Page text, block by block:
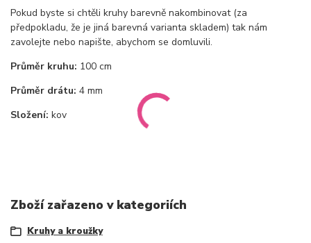
Pokud byste si chtěli kruhy barevně nakombinovat (za
předpokladu, že je jiná barevná varianta skladem) tak nám
zavolejte nebo napište, abychom se domluvili.
Průměr kruhu: 100 cm
Průměr drátu: 4 mm
Složení: kov
Zboží zařazeno v kategoriích
Kruhy a kroužky